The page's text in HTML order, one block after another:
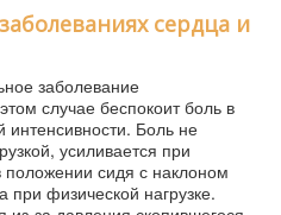
сердца и
заболевание
случае беспокоит боль в
интенсивности. Боль не
усиливается при
сидя с наклоном
физической нагрузке.